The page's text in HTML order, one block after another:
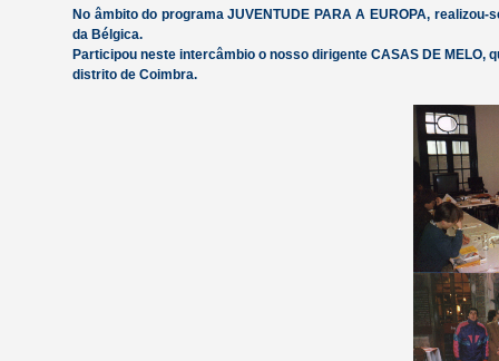
No âmbito do programa JUVENTUDE PARA A EUROPA,
da Bélgica.
Participou neste intercâmbio o nosso dirigente CASAS DE MELO,
distrito de Coimbra.